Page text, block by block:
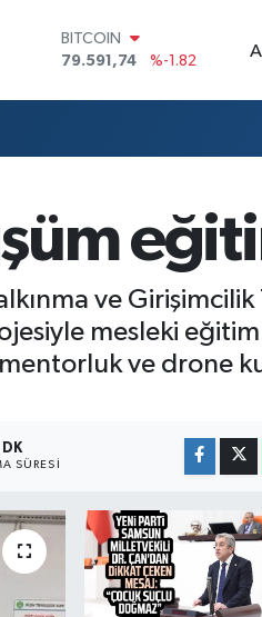
DOLAR
45,43620
%0.02
14.598,00
%0
BITCOIN
ve
mesleki
ve drone
DK
SÜRESI